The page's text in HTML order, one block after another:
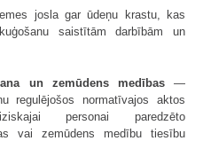
josla gar ūdeņu krastu, kas
saistītām darbībām un
un zemūdens medības—
regulējošos normatīvajos aktos
personai paredzēto
vai zemūdens medību tiesību